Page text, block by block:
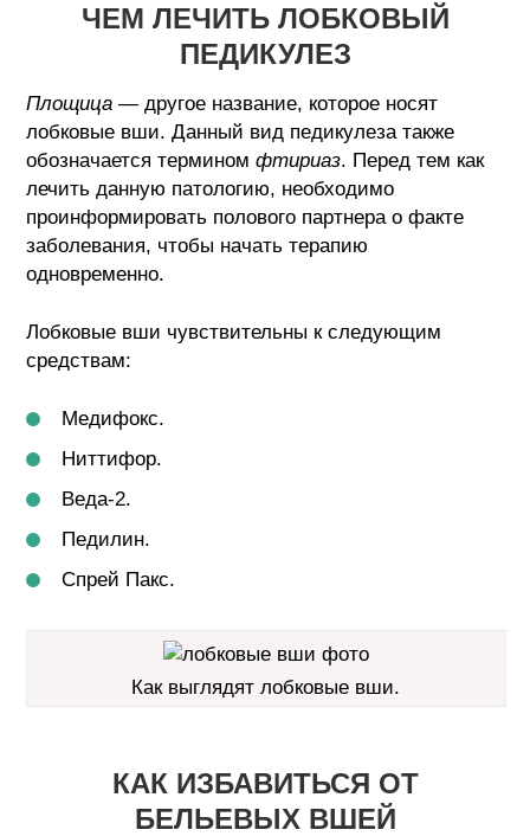
ЧЕМ ЛЕЧИТЬ ЛОБКОВЫЙ
ПЕДИКУЛЕЗ
Площица — другое название, которое носят
лобковые вши. Данный вид педикулеза также
обозначается терминомфтириаз. Перед тем как
лечить данную патологию, необходимо
проинформировать полового партнера о факте
заболевания, чтобы начать терапию
одновременно.
Лобковые вши чувствительны к следующим
средствам:
Медифокс.
Ниттифор.
Веда-2.
Педилин.
Спрей Пакс.
Как выглядят лобковые вши.
КАК ИЗБАВИТЬСЯ ОТ
БЕЛЬЕВЫХ ВШЕЙ